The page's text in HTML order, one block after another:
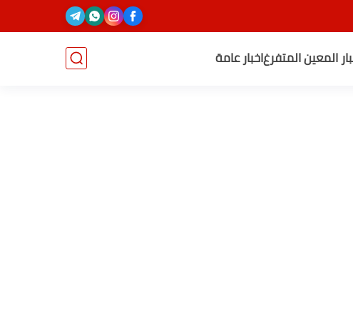
المعين المتفرغاخبار عامة